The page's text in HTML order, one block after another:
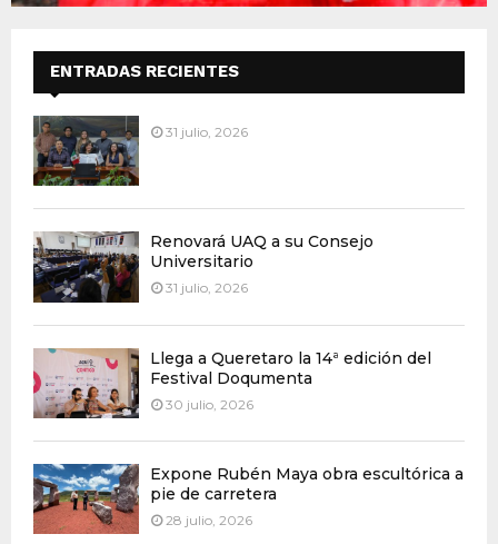
ENTRADAS RECIENTES
31 julio, 2026
Renovará UAQ a su Consejo
Universitario
31 julio, 2026
Llega a Queretaro la 14ª edición del
Festival Doqumenta
30 julio, 2026
Expone Rubén Maya obra escultórica a
pie de carretera
28 julio, 2026